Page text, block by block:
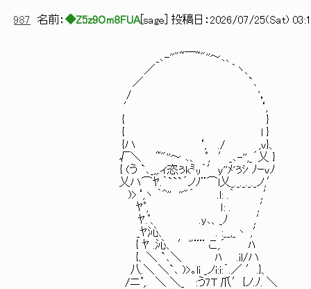
987 名前： ◆Z5z9Om8FUA[ sage ] 投稿日： 2026/07/25(Sat)
_､-''"~￣~"''～､、
／ ｀ヽ、
／ `､
/ '，
′ ‘,
{ }
{ l }
{ハ ‘, ./ ,v}、
√＼ ~"''～ ､、 ﾟ, ′_､-'',_´乂 }
{ (う `､_,,.ィ恣ぅk㍉｀′y''ﾒ'ぅｼ ﾉｰvﾉ
乂ハ⌒ﾔ.｀```´ノﾉ¨⌒l乂_._._._._ノ,′
)>‘,ヽ ｀^'' ''"´ .l: .｀ ,′
ﾔﾟ, ｌ: . ,′
ﾔ.ﾟ、 .y､、_ﾉ ,′
_ﾔ沁、 . :__,_丶 ,′
{ ﾔ .沁、 ′"¨¨ こ,´ ﾊ
{、＼ `､＼ ﾊ .il/ハ
八.＼ ＼`､ )>｡li _ノi:i:｀.／ ′.}、
/ニﾟ,. ＼ ＼_ :う7T 爪′{ノ.ﾉ. ＼